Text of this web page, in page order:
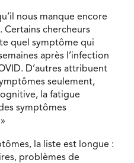
nous manque encore
Certains chercheurs
quel symptôme qui
après l’infection
D’autres attribuent
seulement,
la fatigue
symptômes
la liste est longue :
problèmes de